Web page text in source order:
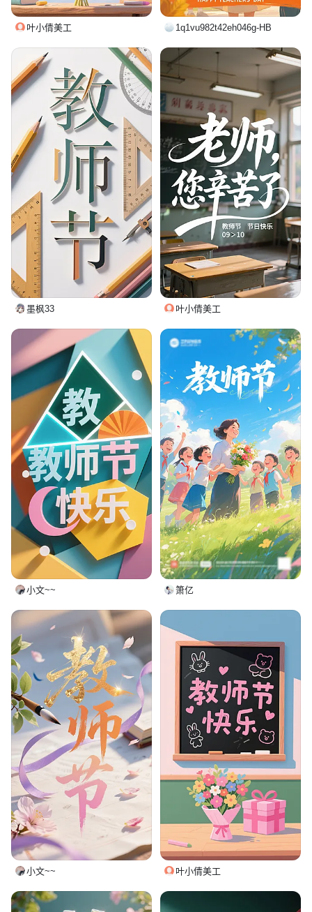
叶小倩美工 1q1vu982t42eh046g-HB
墨枫33 叶小倩美工
小文~~ 箫亿
小文~~ 叶小倩美工